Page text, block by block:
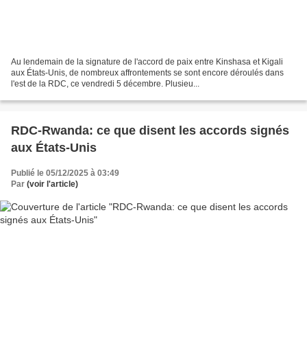
Au lendemain de la signature de l'accord de paix entre Kinshasa et Kigali
aux États-Unis, de nombreux affrontements se sont encore déroulés dans
l'est de la RDC, ce vendredi 5 décembre. Plusieu...
RDC-Rwanda: ce que disent les accords signés
aux États-Unis
Publié le 05/12/2025 à 03:49
Par (voir l'article)